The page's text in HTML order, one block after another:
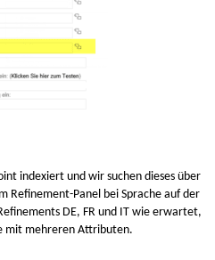
indexiert und wir suchen dieses über
Refinement-Panel bei Sprache auf der
DE, FR und IT wie erwartet,
mit mehreren Attributen.